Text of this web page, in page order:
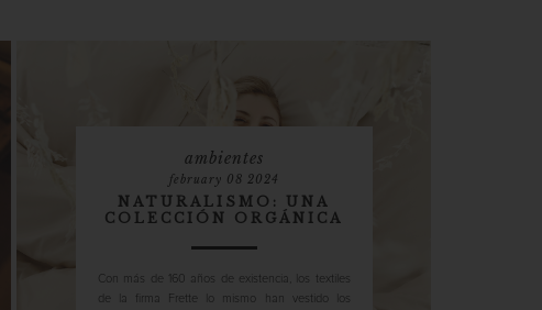
ambientes
february 08 2024
NATURALISMO: UNA
COLECCIÓN ORGÁNICA
Con más de 160 años de existencia, los textiles
de la firma Frette lo mismo han vestido los